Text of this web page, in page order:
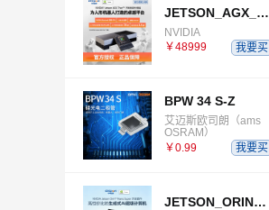
JETSON_AGX_THOR_DEVELOPER_KIT
NVIDIA
￥48999
我要买
BPW 34 S-Z
艾迈斯欧司朗（ams
OSRAM）
￥0.99
我要买
JETSON_ORIN_NANO_SUPER_DEVELOPER_KIT